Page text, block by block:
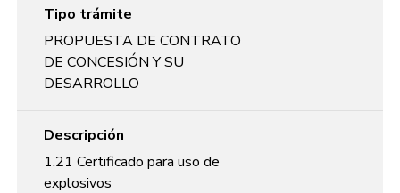
Tipo trámite
PROPUESTA DE CONTRATO
DE CONCESIÓN Y SU
DESARROLLO
Descripción
1.21 Certificado para uso de
explosivos